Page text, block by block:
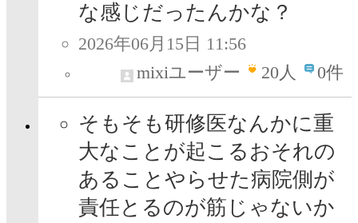
な感じだったんかな？
2026年06月15日 11:56
mixiユーザー
20人 0件
そもそも研修医なんかに重
大なことが起こるおそれの
あることやらせた病院側が
責任とるのが筋じゃないか